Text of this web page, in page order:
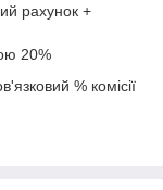
рахунок +
20%
% комісії